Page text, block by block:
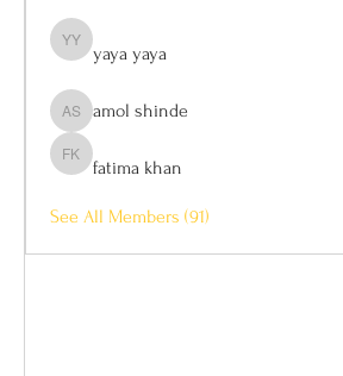
yaya yaya
yaya yaya
amol shinde
amol shinde
fatima khan
fatima khan
See All Members (91)